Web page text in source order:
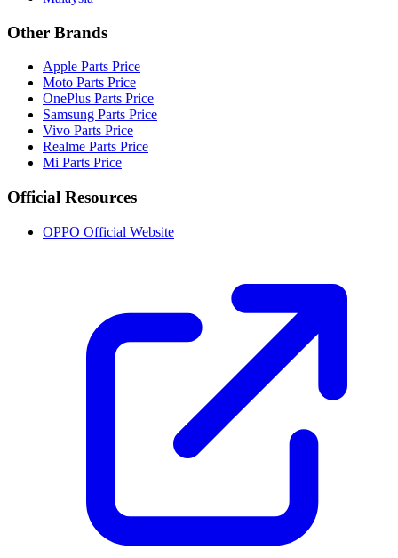
Other Brands
Apple Parts Price
Moto Parts Price
OnePlus Parts Price
Samsung Parts Price
Vivo Parts Price
Realme Parts Price
Mi Parts Price
Official Resources
OPPO Official Website